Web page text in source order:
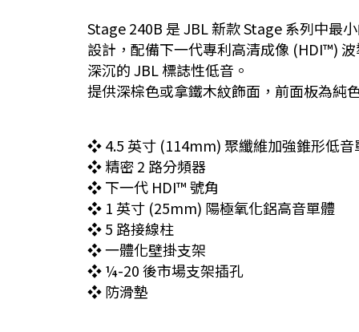
Stage 240B 是 JBL 新款 Stage 系列中最
設計，配備下一代專利高清成像 (HDI™)
深沉的 JBL 標誌性低音。
提供深棕色或拿鐵木紋飾面，前面板為純
❖ 4.5 英寸 (114mm) 聚纖維加強錐形低
❖ 精密 2 路分頻器
❖ 下一代 HDI™ 號角
❖ 1 英寸 (25mm) 陽極氧化鋁高音單體
❖ 5 路接線柱
❖ 一體化壁掛支架
❖ ¼-20 後市場支架插孔
❖ 防滑墊